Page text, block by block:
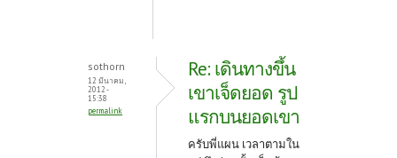
sothorn
12 มีนาคม,
2012 -
15:38
permalink
Re: เดินทางขึ้น
เขาเจ็ดยอด รูป
แรกบนยอดเขา
ครับพี่แผน เวลาตามใน